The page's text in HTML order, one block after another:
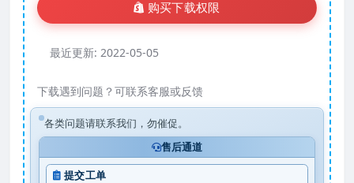
购买下载权限
最近更新: 2022-05-05
下载遇到问题？可联系客服或反馈
各类问题请联系我们，勿催促。
售后通道
提交工单